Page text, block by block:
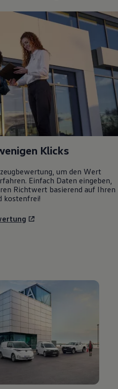
Klicks
um den Wert
Einfach Daten eingeben,
Richtwert basierend auf Ihren
kostenfrei!